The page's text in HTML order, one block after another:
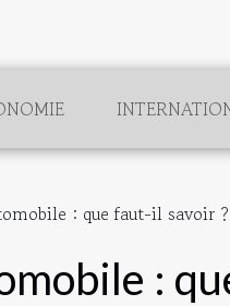
: que faut-il savoir ?
: